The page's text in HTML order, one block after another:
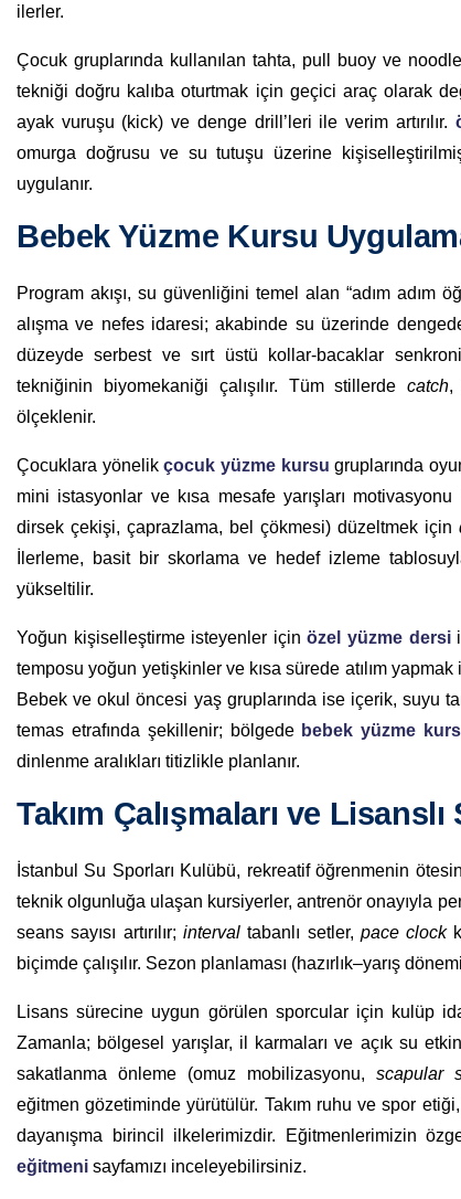
ilerler.
Çocuk gruplarında kullanılan tahta, pull buoy ve noodle
tekniği doğru kalıba oturtmak için geçici araç olarak
ayak vuruşu (kick) ve denge drill’leri ile verim artırılır.
omurga doğrusu ve su tutuşu üzerine
uygulanır.
Bebek Yüzme Kursu
Program akışı, su güvenliğini temel alan “adım adım
alışma ve nefes idaresi; akabinde su üzerinde
düzeyde serbest ve sırt üstü kollar-bacaklar
tekniğinin biyomekaniği çalışılır. Tüm stillerdecatch
ölçeklenir.
Çocuklara yönelikçocuk yüzme kursu gruplarında
mini istasyonlar ve kısa mesafe yarışları
dirsek çekişi, çaprazlama, bel çökmesi) düzeltmek için
İlerleme, basit bir skorlama ve hedef izleme
yükseltilir.
Yoğun kişiselleştirme isteyenler içinözel yüzme dersi
temposu yoğun yetişkinler ve kısa sürede atılım
Bebek ve okul öncesi yaş gruplarında ise içerik, suyu
temas etrafında şekillenir; bölgede bebek yüzme
dinlenme aralıkları titizlikle planlanır.
Takım Çalışmaları ve
İstanbul Su Sporları Kulübü, rekreatif öğrenmenin
teknik olgunluğa ulaşan kursiyerler, antrenör onayıyla
seans sayısı artırılır; intervaltabanlı setler, pace clock
biçimde çalışılır. Sezon planlaması (hazırlık–yarış
Lisans sürecine uygun görülen sporcular için kulüp
Zamanla; bölgesel yarışlar, il karmaları ve açık su
sakatlanma önleme (omuz mobilizasyonu, scapular
eğitmen gözetiminde yürütülür. Takım ruhu ve spor etiği,
dayanışma birincil ilkelerimizdir. Eğitmenlerimizin
eğitmeni sayfamızı inceleyebilirsiniz.